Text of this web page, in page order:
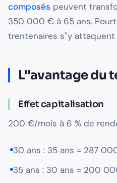
composés peuvent
350 000 € à 65 ans.
trentenaires s''y
L''avantage du
Effet capitalisation
200 €/mois à 6 % de
30 ans : 35 ans = 287
35 ans : 30 ans = 200